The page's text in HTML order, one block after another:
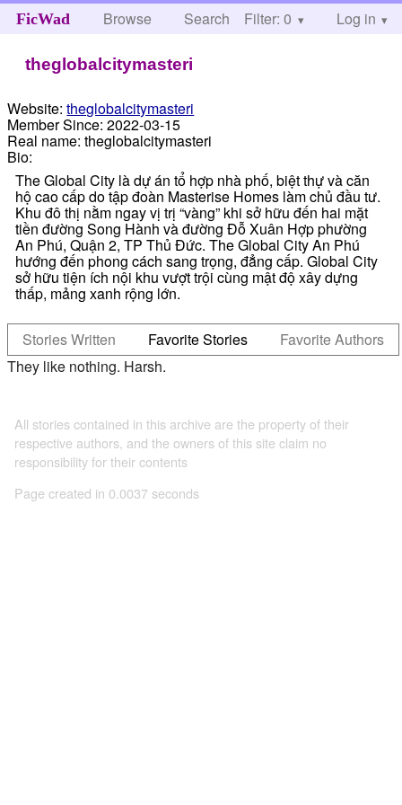
FicWad Browse Search Help
Filter: 0 Log in
theglobalcitymasteri
Website: theglobalcitymasteri
Member Since: 2022-03-15
Real name: theglobalcitymasteri
Bio:
The Global City là dự án tổ hợp nhà phố, biệt thự và căn
hộ cao cấp do tập đoàn Masterise Homes làm chủ đầu tư.
Khu đô thị nằm ngay vị trị “vàng” khi sở hữu đến hai mặt
tiền đường Song Hành và đường Đỗ Xuân Hợp phường
An Phú, Quận 2, TP Thủ Đức. The Global City An Phú
hướng đến phong cách sang trọng, đẳng cấp. Global City
sở hữu tiện ích nội khu vượt trội cùng mật độ xây dựng
thấp, mảng xanh rộng lớn.
Stories Written Favorite Stories
Favorite Authors
They like nothing. Harsh.
All stories contained in this archive are the property of their
respective authors, and the owners of this site claim no
responsibility for their contents
Page created in 0.0037 seconds